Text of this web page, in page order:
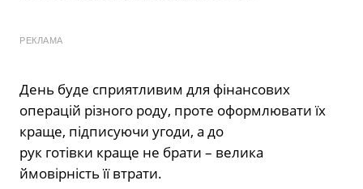
РЕКЛАМА
День буде сприятливим для фінансових
операцій різного роду, проте оформлювати їх
краще, підписуючи угоди, а до
рук готівки краще не брати – велика
ймовірність її втрати.